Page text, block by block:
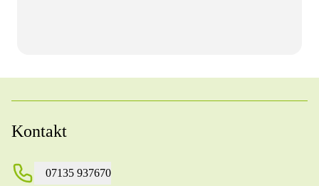
Kontakt
07135 937670